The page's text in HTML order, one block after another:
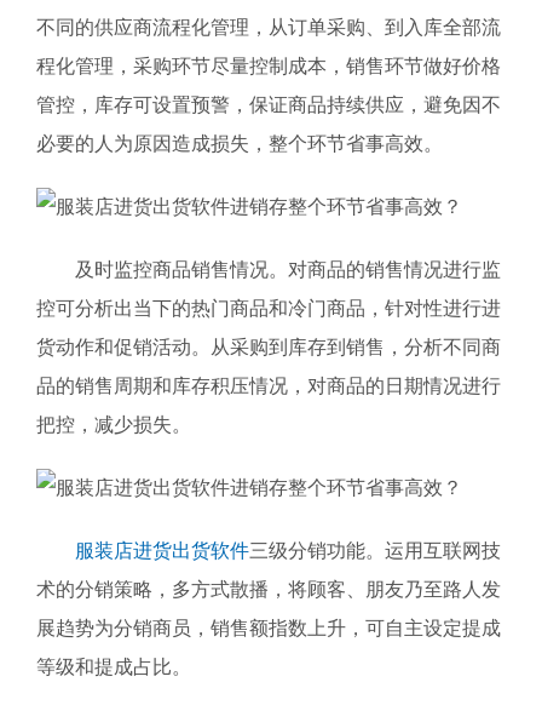
不同的供应商流程化管理，从订单采购、到入库全部流
程化管理，采购环节尽量控制成本，销售环节做好价格
管控，库存可设置预警，保证商品持续供应，避免因不
必要的人为原因造成损失，整个环节省事高效。
及时监控商品销售情况。对商品的销售情况进行监
控可分析出当下的热门商品和冷门商品，针对性进行进
货动作和促销活动。从采购到库存到销售，分析不同商
品的销售周期和库存积压情况，对商品的日期情况进行
把控，减少损失。
服装店进货出货软件三级分销功能。运用互联网技
术的分销策略，多方式散播，将顾客、朋友乃至路人发
展趋势为分销商员，销售额指数上升，可自主设定提成
等级和提成占比。